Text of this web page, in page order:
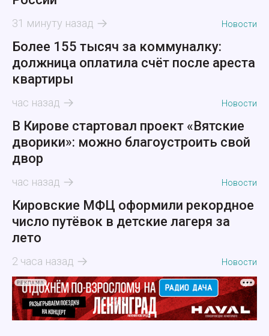
31 минуту назад Новости
Более 155 тысяч за коммуналку:
должница оплатила счёт после ареста
квартиры
час назад Новости
В Кирове стартовал проект «Вятские
дворики»: можно благоустроить свой
двор
час назад Новости
Кировские МФЦ оформили рекордное
число путёвок в детские лагеря за
лето
2 часа назад Новости
РЕКЛАМА